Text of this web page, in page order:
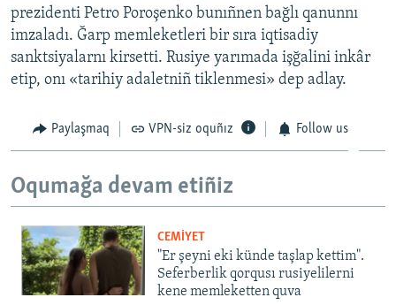
prezidenti Petro Poroşenko bunıñnen bağlı qanunnı
imzaladı. Ğarp memleketleri bir sıra iqtisadiy
sanktsiyalarnı kirsetti. Rusiye yarımada işğalini inkâr
etip, onı «tarihiy adaletniñ tiklenmesi» dep adlay.
Paylaşmaq VPN-siz oquñız Follow us
Oqumağa devam etiñiz
CEMİYET
"Er şeyni eki künde taşlap kettim".
Seferberlik qorqusı rusiyelilerni
kene memleketten quva